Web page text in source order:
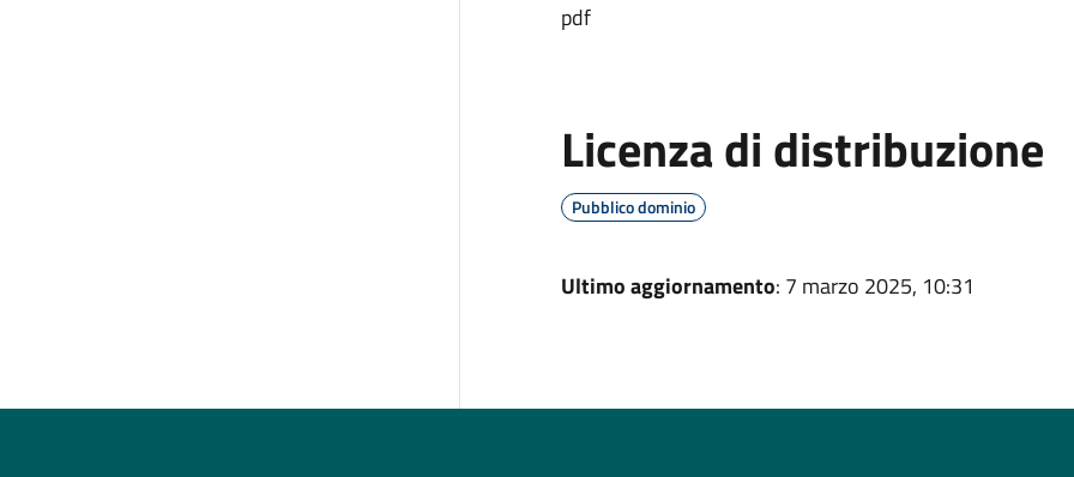
pdf
Licenza di distribuzione
Pubblico dominio
Ultimo aggiornamento: 7 marzo 2025, 10:31